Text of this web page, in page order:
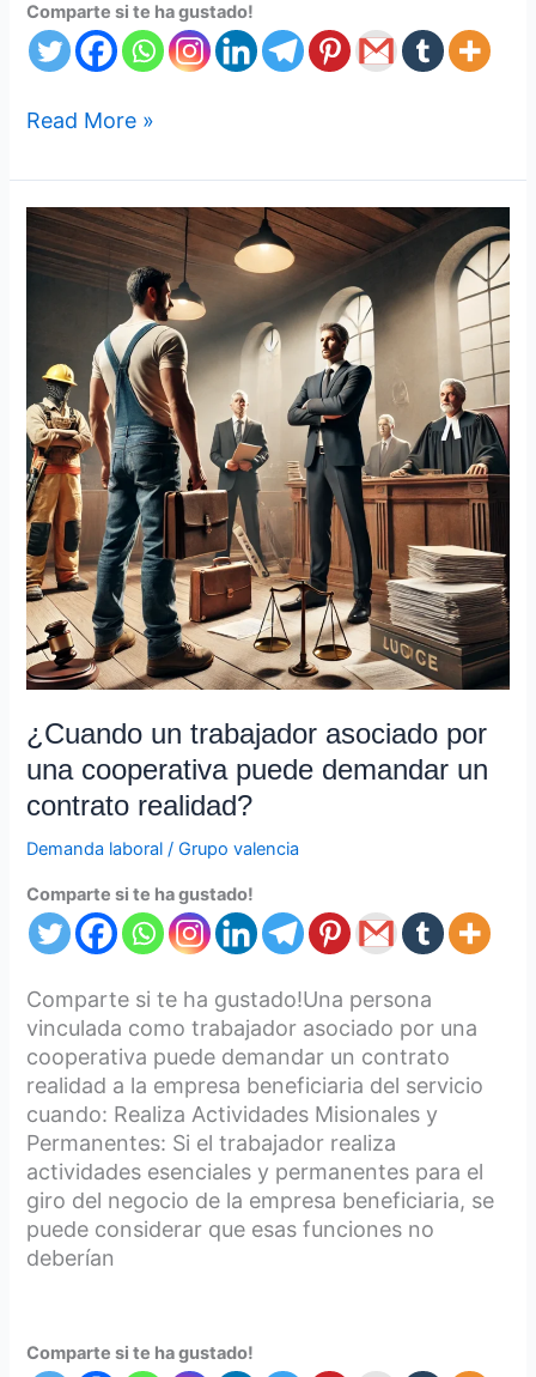
Comparte si te ha gustado!
Read More »
¿Cuando un trabajador asociado por
una cooperativa puede demandar un
contrato realidad?
Demanda laboral /Grupo valencia
Comparte si te ha gustado!
Comparte si te ha gustado!Una persona
vinculada como trabajador asociado por una
cooperativa puede demandar un contrato
realidad a la empresa beneficiaria del servicio
cuando: Realiza Actividades Misionales y
Permanentes: Si el trabajador realiza
actividades esenciales y permanentes para el
giro del negocio de la empresa beneficiaria, se
puede considerar que esas funciones no
deberían
Comparte si te ha gustado!
¿Cuando
un
trabajador
una
cooperativa
puede
demandar
un
contrato
realidad?